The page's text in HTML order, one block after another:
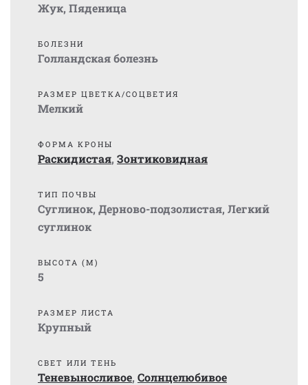
Жук, Пяденица
БОЛЕЗНИ
Голландская болезнь
РАЗМЕР ЦВЕТКА/СОЦВЕТИЯ
Мелкий
ФОРМА КРОНЫ
Раскидистая, Зонтиковидная
ТИП ПОЧВЫ
Суглинок, Дерново-подзолистая, Легкий
суглинок
ВЫСОТА (М)
5
РАЗМЕР ЛИСТА
Крупный
СВЕТ ИЛИ ТЕНЬ
Теневыносливое, Солнцелюбивое